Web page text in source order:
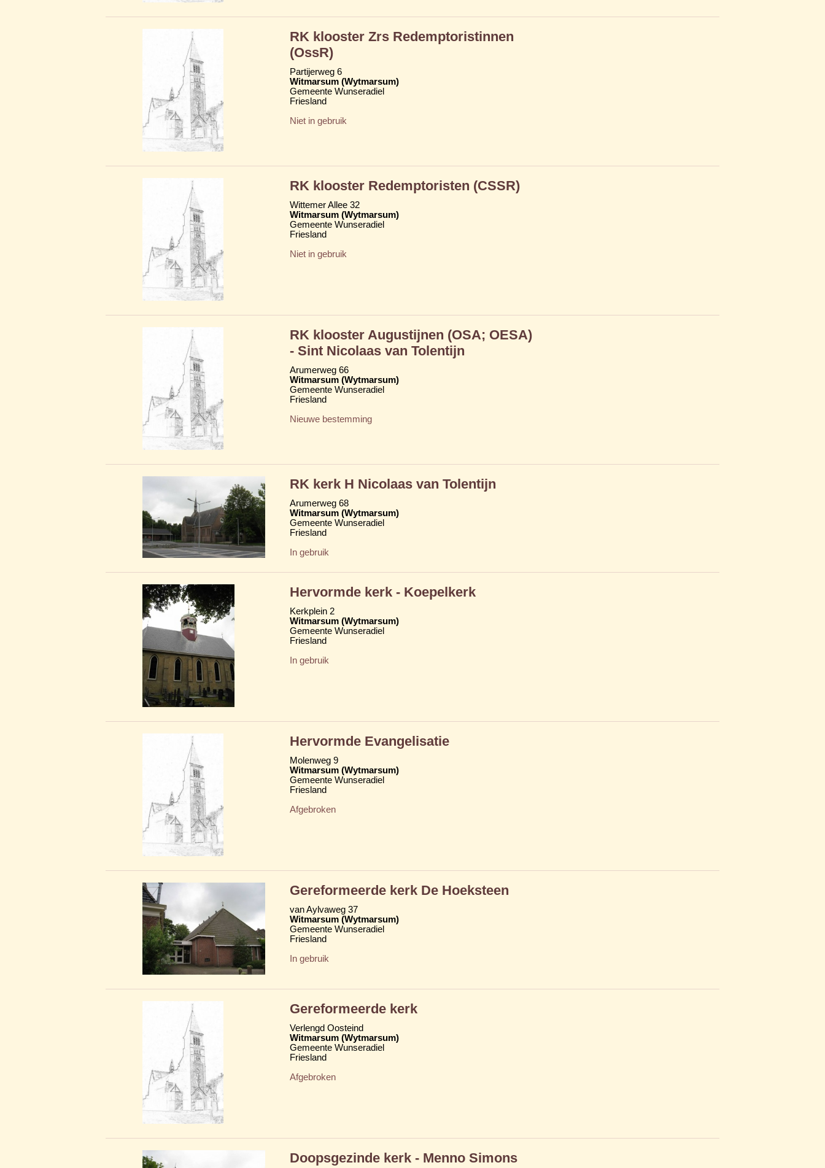
RK klooster Zrs Redemptoristinnen
(OssR)
Partijerweg 6
Witmarsum (Wytmarsum)
Gemeente Wunseradiel
Friesland
Niet in gebruik
RK klooster Redemptoristen (CSSR)
Wittemer Allee 32
Witmarsum (Wytmarsum)
Gemeente Wunseradiel
Friesland
Niet in gebruik
RK klooster Augustijnen (OSA; OESA)
- Sint Nicolaas van Tolentijn
Arumerweg 66
Witmarsum (Wytmarsum)
Gemeente Wunseradiel
Friesland
Nieuwe bestemming
RK kerk H Nicolaas van Tolentijn
Arumerweg 68
Witmarsum (Wytmarsum)
Gemeente Wunseradiel
Friesland
In gebruik
Hervormde kerk - Koepelkerk
Kerkplein 2
Witmarsum (Wytmarsum)
Gemeente Wunseradiel
Friesland
In gebruik
Hervormde Evangelisatie
Molenweg 9
Witmarsum (Wytmarsum)
Gemeente Wunseradiel
Friesland
Afgebroken
Gereformeerde kerk De Hoeksteen
van Aylvaweg 37
Witmarsum (Wytmarsum)
Gemeente Wunseradiel
Friesland
In gebruik
Gereformeerde kerk
Verlengd Oosteind
Witmarsum (Wytmarsum)
Gemeente Wunseradiel
Friesland
Afgebroken
Doopsgezinde kerk - Menno Simons